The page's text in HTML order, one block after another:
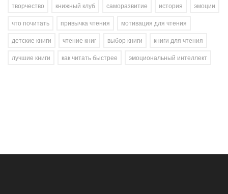
творчество
книжный клуб саморазвитие история
эмоции
что почитать
привычка чтения
мотивация для чтения
детские книги
чтение книг выбор книги
книги для чтения
лучшие книги
как читать быстрее эмоциональный интеллект